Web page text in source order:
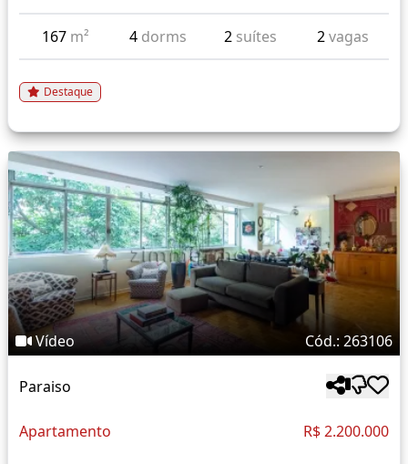
167 m² 4 dorms 2 suítes 2vagas
Destaque
Vídeo Cód.: 263106
Paraiso
Apartamento R$ 2.200.000